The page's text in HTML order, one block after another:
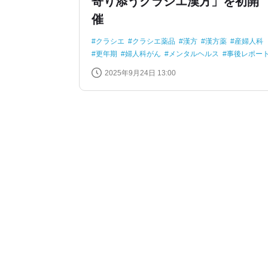
催
クラシエ クラシエ薬品 漢方 漢方薬
産婦人科
更年期
婦人科がん メンタルヘルス 事後レポー
2025年9月24日 13:00